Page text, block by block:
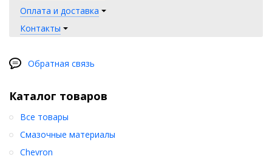
Оплата и доставка
Контакты
Обратная связь
Каталог товаров
Все товары
Смазочные материалы
Chevron